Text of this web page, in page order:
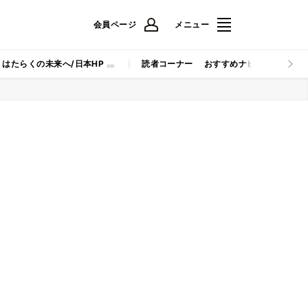
会員ページ メニュー
はたらくの未来へ/日本HP 読者コーナー おすすめナビ マイナビ